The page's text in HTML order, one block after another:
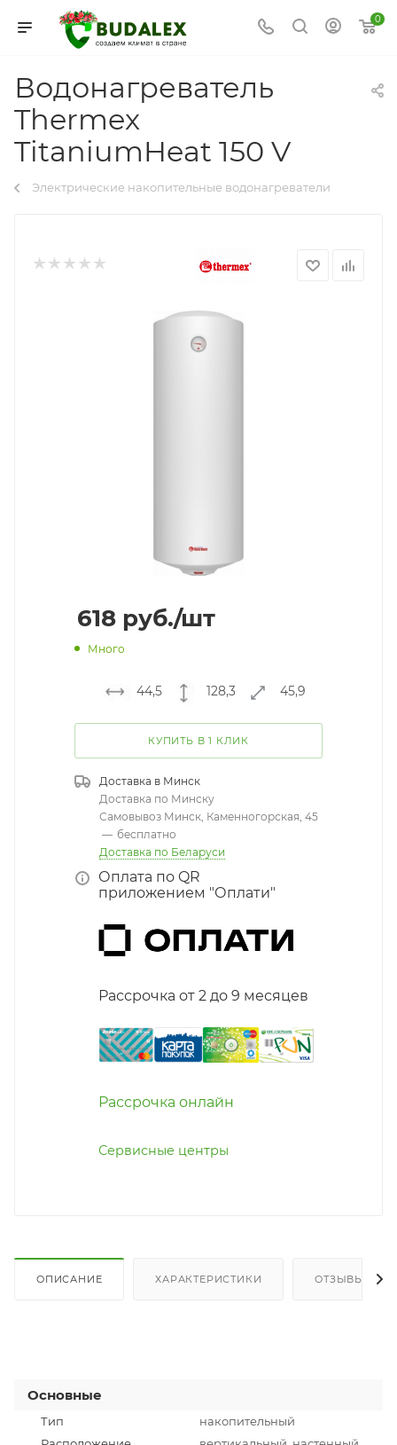
0
Водонагреватель
Thermex
TitaniumHeat 150 V
Электрические накопительные водонагреватели
618 руб./шт
Много
44,5 128,3 45,9
КУПИТЬ В 1 КЛИК
Доставка в Минск
Доставка по Минску
Самовывоз Минск, Каменногорская, 45
— бесплатно
Доставка по Беларуси
Оплата по QR
приложением "Оплати"
Рассрочка от 2 до 9 месяцев
Рассрочка онлайн
Сервисные центры
ОПИСАНИЕ ХАРАКТЕРИСТИКИ ОТЗЫВЫ
Основные
Тип
накопительный